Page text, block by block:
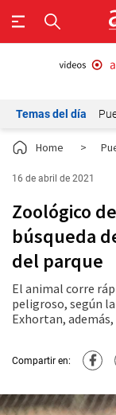
Temas del día
Home >
16 de abril de 2021
Zoológico
búsqueda
del parque
El animal corre
peligroso, según
Exhortan,
Compartir en: